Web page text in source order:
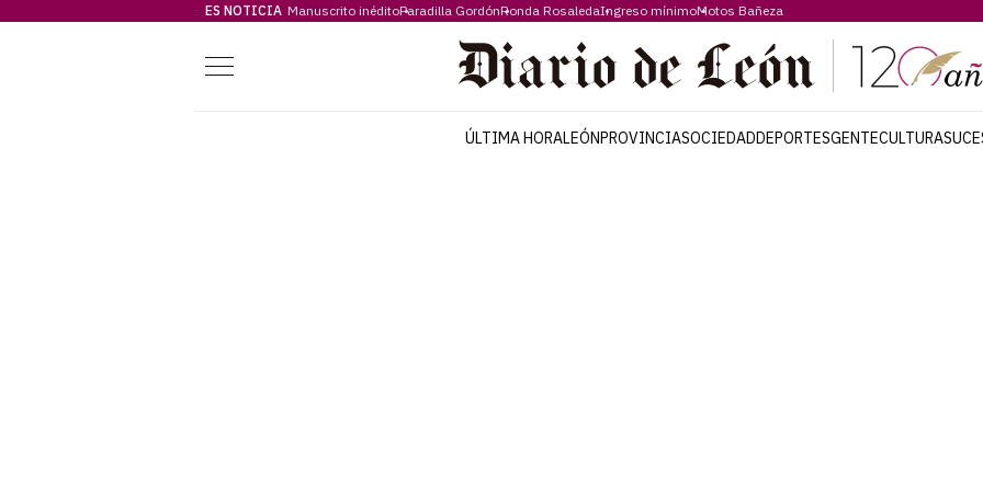
ES NOTICIA Manuscrito inéditoParadilla GordónRonda RosaledaIngreso mínimoMotos Bañeza
Menú
ÚLTIMA HORALEÓNPROVINCIASOCIEDADDEPORTESGENTECULTURA